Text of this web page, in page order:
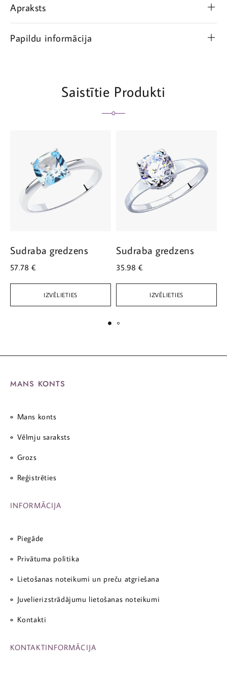
Apraksts
Papildu informācija
Saistītie Produkti
IZVĒLIETIES
Sudraba gredzens
57.78 €
IZVĒLIETIES
Sudraba gredzens
35.98 €
MANS KONTS
Mans konts
Vēlmju saraksts
Grozs
Reģistrēties
INFORMĀCIJA
Piegāde
Privātuma politika
Lietošanas noteikumi un preču atgriešana
Juvelierizstrādājumu lietošanas noteikumi
Kontakti
KONTAKTINFORMĀCIJA